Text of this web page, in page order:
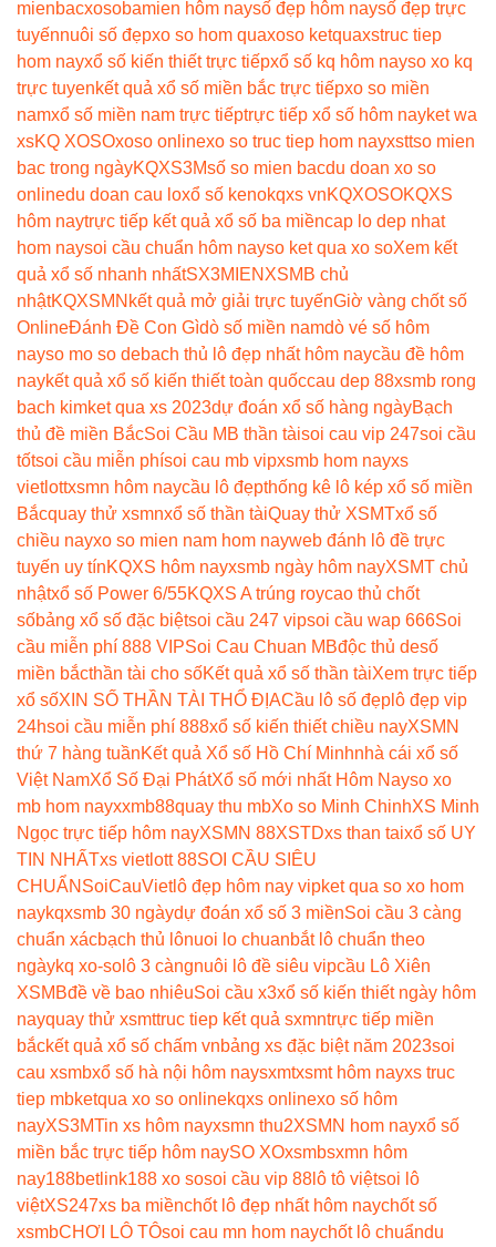
mienbacxosobamien hôm naysố đẹp hôm naysố đẹp trực
tuyếnnuôi số đẹpxo so hom quaxoso ketquaxstruc tiep
hom nayxổ số kiến thiết trực tiếpxổ số kq hôm nayso xo kq
trực tuyenkết quả xổ số miền bắc trực tiếpxo so miền
namxổ số miền nam trực tiếptrực tiếp xổ số hôm nayket wa
xsKQ XOSOxoso onlinexo so truc tiep hom nayxsttso mien
bac trong ngàyKQXS3Msố so mien bacdu doan xo so
onlinedu doan cau loxổ số kenokqxs vnKQXOSOKQXS
hôm naytrực tiếp kết quả xổ số ba miềncap lo dep nhat
hom naysoi cầu chuẩn hôm nayso ket qua xo soXem kết
quả xổ số nhanh nhấtSX3MIEN XSMB chủ
nhậtKQXSMN kết quả mở giải trực tuyếnGiờ vàng chốt số
OnlineĐánh Đề Con Gìdò số miền namdò vé số hôm
nayso mo so debach thủ lô đẹp nhất hôm naycầu đề hôm
naykết quả xổ số kiến thiết toàn quốccau dep 88xsmb rong
bach kimket qua xs 2023dự đoán xổ số hàng ngàyBạch
thủ đề miền BắcSoi Cầu MB thần tàisoi cau vip 247soi cầu
tốtsoi cầu miễn phísoi cau mb vipxsmb hom nayxs
vietlottxsmn hôm naycầu lô đẹpthống kê lô kép xổ số miền
Bắcquay thử xsmnxổ số thần tàiQuay thử XSMTxổ số
chiều nayxo so mien nam hom nayweb đánh lô đề trực
tuyến uy tínKQXS hôm nayxsmb ngày hôm nayXSMT chủ
nhậtxổ số Power 6/55KQXS A trúng roycao thủ chốt
sốbảng xổ số đặc biệtsoi cầu 247 vipsoi cầu wap 666Soi
cầu miễn phí 888 VIPSoi Cau Chuan MBđộc thủ desố
miền bắcthần tài cho sốKết quả xổ số thần tàiXem trực tiếp
xổ sốXIN SỐ THẦN TÀI THỔ ĐỊACầu lô số đẹp lô đẹp vip
24hsoi cầu miễn phí 888xổ số kiến thiết chiều nayXSMN
thứ 7 hàng tuầnKết quả Xổ số Hồ Chí Minhnhà cái xổ số
Việt NamXổ Số Đại PhátXổ số mới nhất Hôm Nayso xo
mb hom nayxxmb88quay thu mbXo so Minh ChinhXS Minh
Ngọc trực tiếp hôm nayXSMN 88XSTDxs than taixổ số UY
TIN NHẤTxs vietlott 88SOI CẦU SIÊU
CHUẨN SoiCauVietlô đẹp hôm nay vipket qua so xo hom
naykqxsmb 30 ngàydự đoán xổ số 3 miềnSoi cầu 3 càng
chuẩn xácbạch thủ lônuoi lo chuanbắt lô chuẩn theo
ngàykq xo-so lô 3 càngnuôi lô đề siêu vipcầu Lô Xiên
XSMBđề về bao nhiêuSoi cầu x3xổ số kiến thiết ngày hôm
nayquay thử xsmttruc tiep kết quả sxmntrực tiếp miền
bắckết quả xổ số chấm vnbảng xs đặc biệt năm 2023soi
cau xsmbxổ số hà nội hôm naysxmtxsmt hôm nayxs truc
tiep mbketqua xo so onlinekqxs onlinexo số hôm
nayXS3MTin xs hôm nayxsmn thu2XSMN hom nayxổ số
miền bắc trực tiếp hôm naySO XOxsmbsxmn hôm
nay188betlink188 xo sosoi cầu vip 88 lô tô việtsoi lô
việtXS247xs ba miềnchốt lô đẹp nhất hôm naychốt số
xsmbCHƠI LÔ TÔsoi cau mn hom naychốt lô chuẩndu